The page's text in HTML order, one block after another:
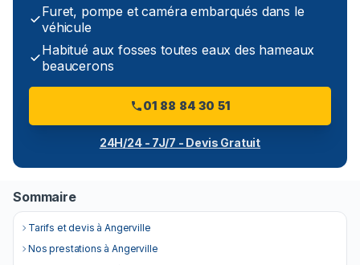
Furet, pompe et caméra embarqués dans le
véhicule
Habitué aux fosses toutes eaux des hameaux
beaucerons
01 88 84 30 51
24H/24 - 7J/7 - Devis Gratuit
Sommaire
Tarifs et devis à Angerville
Nos prestations à Angerville